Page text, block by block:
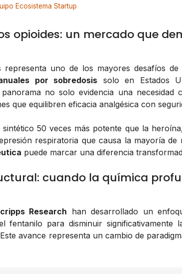
Ecosistema Startup
opioides: un mercado que
representa uno de los mayores desafíos
por sobredosis solo en Estados
no solo evidencia una necesidad
que equilibren eficacia analgésica con
sintético 50 veces más potente que la
respiratoria que causa la mayoría
puede marcar una diferencia
cuando la química
Research han desarrollado un
fentanilo para disminuir significativamente
avance representa un cambio de